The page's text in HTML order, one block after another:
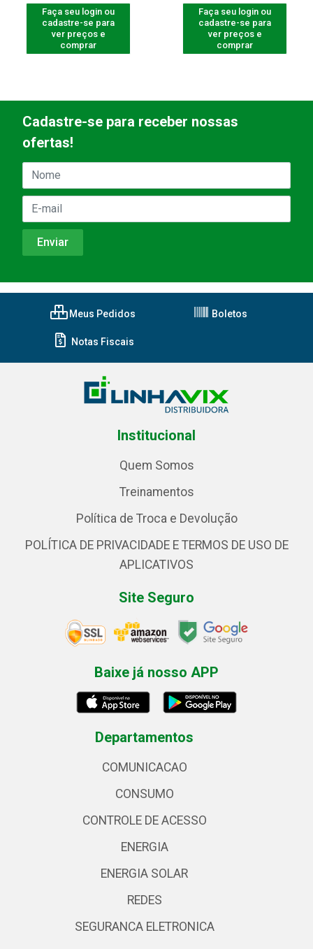
Faça seu login ou
cadastre-se para
ver preços e
comprar
Faça seu login ou
cadastre-se para
ver preços e
comprar
Cadastre-se para receber nossas
ofertas!
Meus Pedidos Boletos
Notas Fiscais
Institucional
Quem Somos
Treinamentos
Política de Troca e Devolução
POLÍTICA DE PRIVACIDADE E TERMOS DE USO DE
APLICATIVOS
Site Seguro
Baixe já nosso APP
Departamentos
COMUNICACAO
CONSUMO
CONTROLE DE ACESSO
ENERGIA
ENERGIA SOLAR
REDES
SEGURANCA ELETRONICA